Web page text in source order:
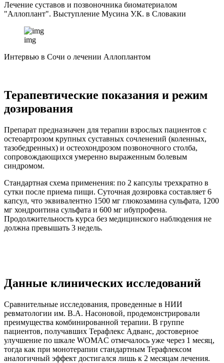
Лечение суставов и позвоночника биоматериалом
"Аллоплант". Выступление Мусина У.К. в Словакии
img
Интервью в Сочи о лечении Аллоплантом
Терапевтические показания и режим
дозирования
Препарат предназначен для терапии взрослых пациентов с
остеоартрозом крупных суставных сочленений (коленных,
тазобедренных) и остеохондрозом позвоночного столба,
сопровождающихся умеренно выраженным болевым
синдромом.
Стандартная схема применения: по 2 капсулы трехкратно в
сутки после приема пищи. Суточная дозировка составляет 6
капсул, что эквивалентно 1500 мг глюкозамина сульфата, 1200
мг хондроитина сульфата и 600 мг ибупрофена.
Продолжительность курса без медицинского наблюдения не
должна превышать 3 недель.
Данные клинических исследований
Сравнительные исследования, проведенные в НИИ
ревматологии им. В.А. Насоновой, продемонстрировали
преимущества комбинированной терапии. В группе
пациентов, получавших Терафлекс Адванс, достоверное
улучшение по шкале WOMAC отмечалось уже через 1 месяц,
тогда как при монотерапии стандартным Терафлексом
аналогичный эффект достигался лишь к 2 месяцам лечения.